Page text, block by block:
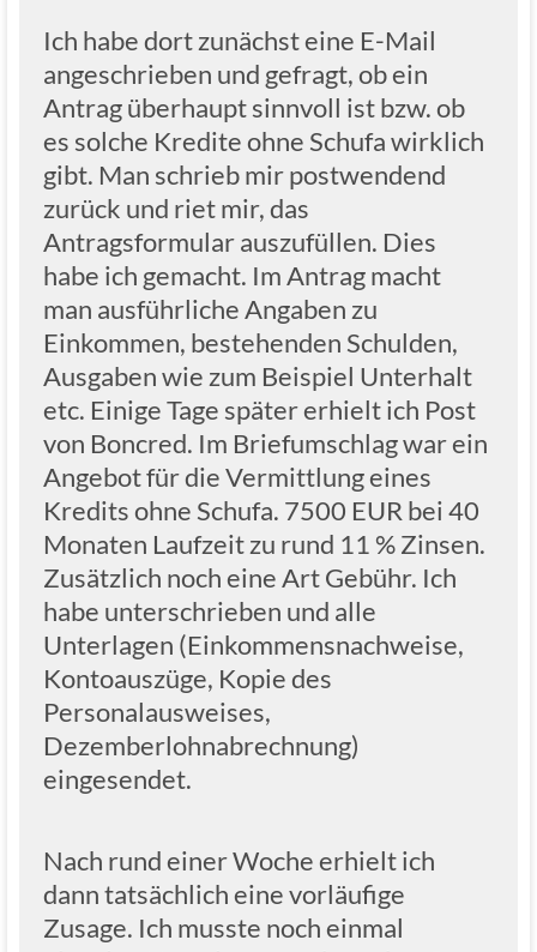
Ich habe dort zunächst eine E-Mail
angeschrieben und gefragt, ob ein
Antrag überhaupt sinnvoll ist bzw. ob
es solche Kredite ohne Schufa wirklich
gibt. Man schrieb mir postwendend
zurück und riet mir, das
Antragsformular auszufüllen. Dies
habe ich gemacht. Im Antrag macht
man ausführliche Angaben zu
Einkommen, bestehenden Schulden,
Ausgaben wie zum Beispiel Unterhalt
etc. Einige Tage später erhielt ich Post
von Boncred. Im Briefumschlag war ein
Angebot für die Vermittlung eines
Kredits ohne Schufa. 7500 EUR bei 40
Monaten Laufzeit zu rund 11 % Zinsen.
Zusätzlich noch eine Art Gebühr. Ich
habe unterschrieben und alle
Unterlagen (Einkommensnachweise,
Kontoauszüge, Kopie des
Personalausweises,
Dezemberlohnabrechnung)
eingesendet.
Nach rund einer Woche erhielt ich
dann tatsächlich eine vorläufige
Zusage. Ich musste noch einmal